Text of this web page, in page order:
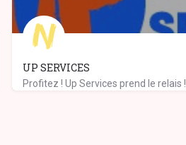
UP SERVICES
Profitez ! Up Services prend le relais !